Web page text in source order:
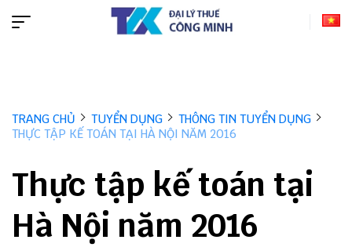
TRANG CHỦ TUYỂN DỤNG
THÔNG TIN TUYỂN DỤNG
THỰC TẬP KẾ TOÁN TẠI HÀ NỘI NĂM 2016
Thực tập kế toán tại
Hà Nội năm 2016